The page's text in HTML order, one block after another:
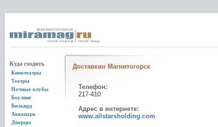
Куда сходить
Кинотеатры
Театры
Ночные клубы
Боулинг
Бильярд
Аквапарк
Дворцы
Доставкин Магнитогорск
Телефон:
217-410
Адрес в интернете:
www.allstarsholding.com